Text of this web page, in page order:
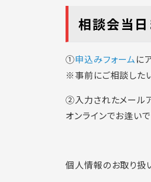
相談会当日
①申込みフォームに
※事前にご相談した
②入力されたメール
オンラインでお逢い
個人情報のお取り扱